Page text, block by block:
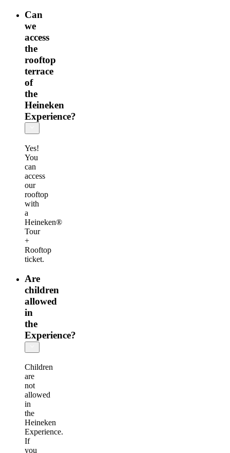
Can
we
access
the
rooftop
terrace
of
the
Heineken
Experience?
Yes!
You
can
access
our
rooftop
with
a
Heineken®
Tour
+
Rooftop
ticket.
Are
children
allowed
in
the
Experience?
Children
are
not
allowed
in
the
Heineken
Experience.
If
you